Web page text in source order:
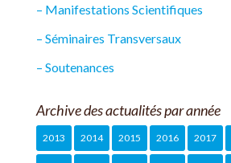
– Manifestations Scientifiques
– Séminaires Transversaux
– Soutenances
Archive des actualités par année
2013 2014 2015 2016 2017